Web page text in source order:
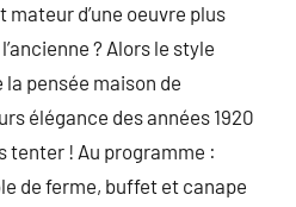
d’une oeuvre plus
? Alors le style
la pensée maison de
élégance des années 1920
tenter ! Au programme :
de ferme, buffet et canape